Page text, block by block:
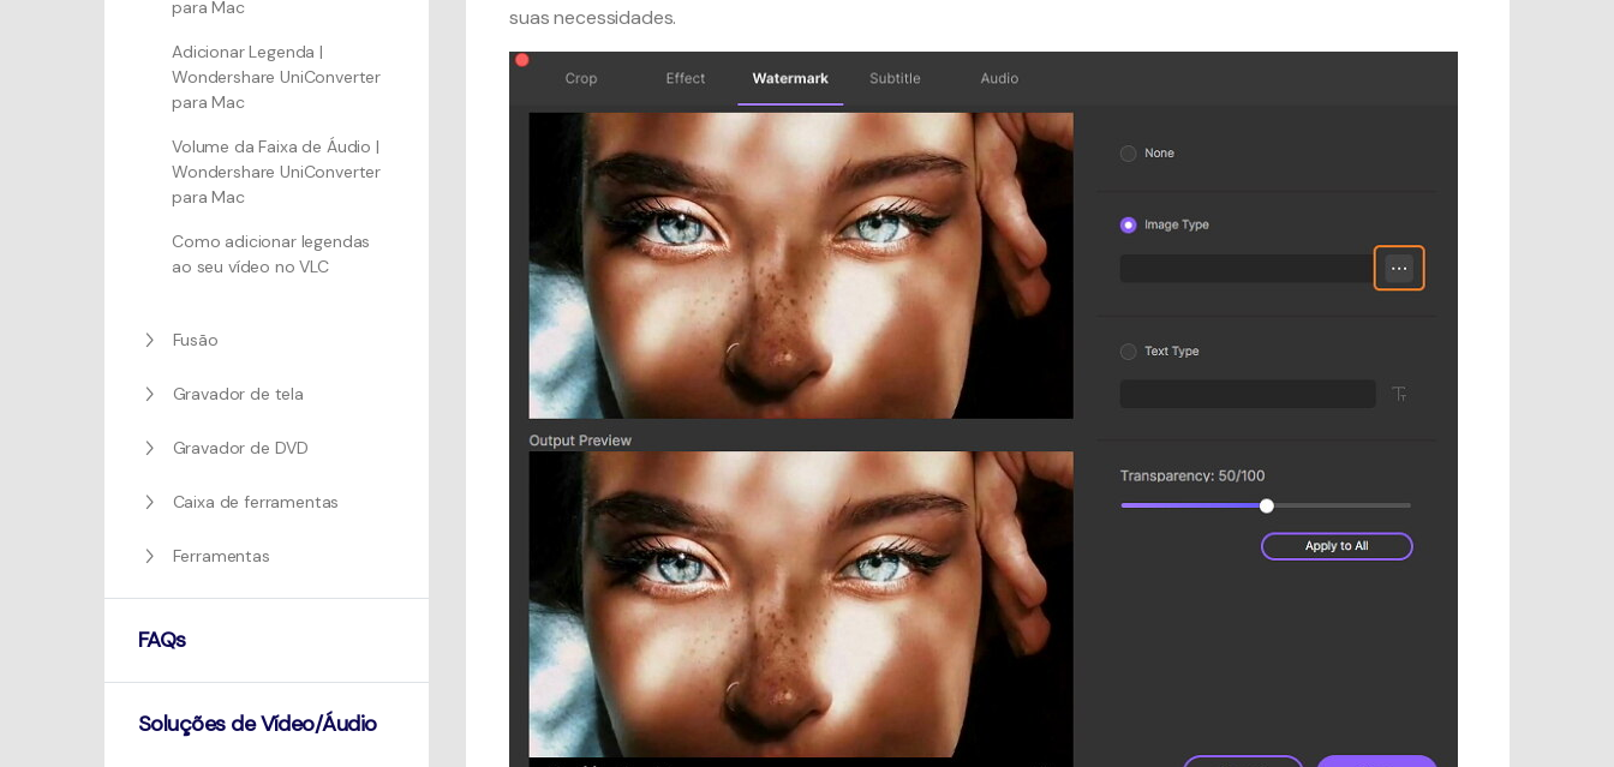
para Mac
Adicionar Legenda |
Wondershare UniConverter
para Mac
Volume da Faixa de Áudio |
Wondershare UniConverter
para Mac
Como adicionar legendas
ao seu vídeo no VLC
Fusão
Gravador de tela
Gravador de DVD
Caixa de ferramentas
Ferramentas
FAQs
Soluções de Vídeo/Áudio
suas necessidades.